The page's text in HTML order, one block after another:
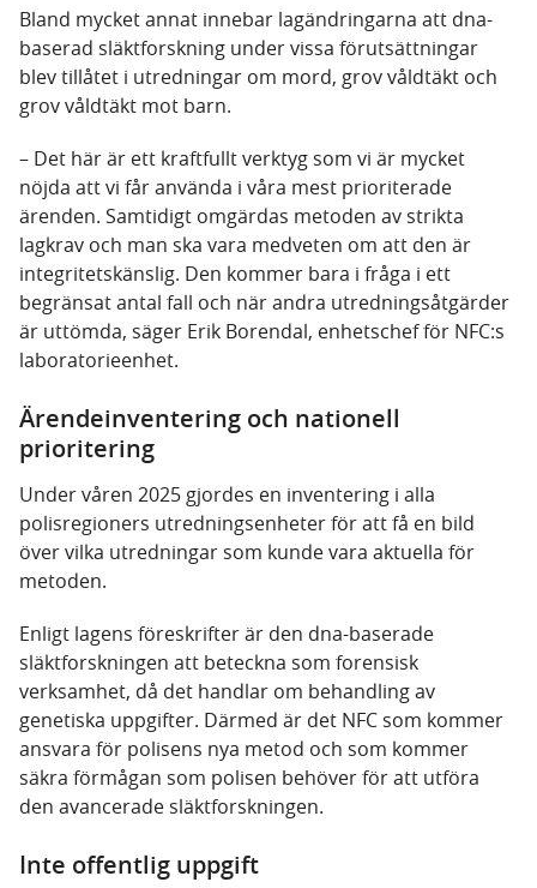
Bland mycket annat innebar lagändringarna att dna-
baserad släktforskning under vissa förutsättningar
blev tillåtet i utredningar om mord, grov våldtäkt och
grov våldtäkt mot barn.
– Det här är ett kraftfullt verktyg som vi är mycket
nöjda att vi får använda i våra mest prioriterade
ärenden. Samtidigt omgärdas metoden av strikta
lagkrav och man ska vara medveten om att den är
integritetskänslig. Den kommer bara i fråga i ett
begränsat antal fall och när andra utredningsåtgärder
är uttömda, säger Erik Borendal, enhetschef för NFC:s
laboratorieenhet.
Ärendeinventering och nationell
prioritering
Under våren 2025 gjordes en inventering i alla
polisregioners utredningsenheter för att få en bild
över vilka utredningar som kunde vara aktuella för
metoden.
Enligt lagens föreskrifter är den dna-baserade
släktforskningen att beteckna som forensisk
verksamhet, då det handlar om behandling av
genetiska uppgifter. Därmed är det NFC som kommer
ansvara för polisens nya metod och som kommer
säkra förmågan som polisen behöver för att utföra
den avancerade släktforskningen.
Inte offentlig uppgift